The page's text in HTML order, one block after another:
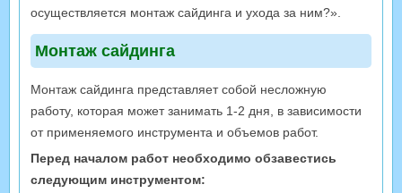
осуществляется монтаж сайдинга и ухода за ним?».
Монтаж сайдинга
Монтаж сайдинга представляет собой несложную
работу, которая может занимать 1-2 дня, в зависимости
от применяемого инструмента и объемов работ.
Перед началом работ необходимо обзавестись
следующим инструментом: